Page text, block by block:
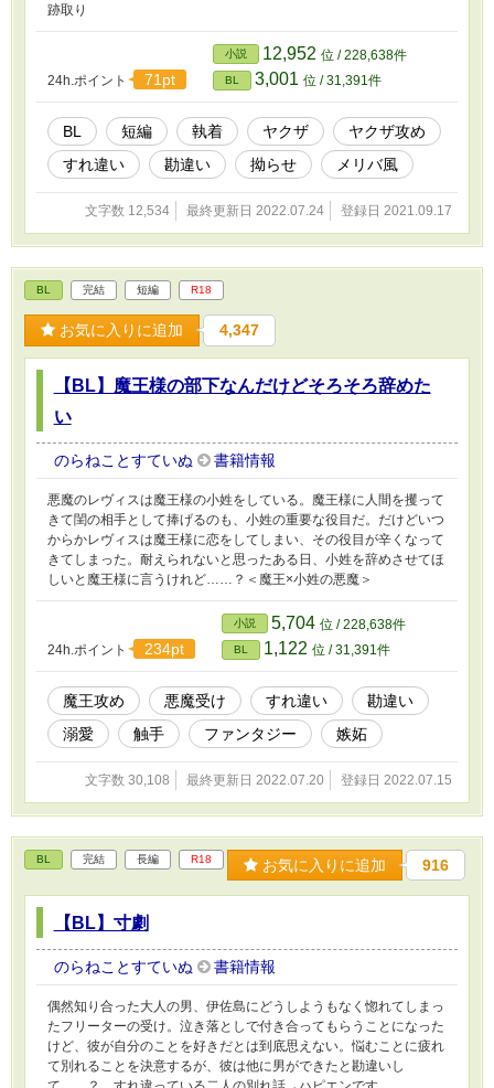
跡取り
24h.ポイント 71pt
小説 12,952 位 / 228,638件
BL 3,001 位 / 31,391件
BL 短編 執着 ヤクザ
ヤクザ攻め
すれ違い
勘違い 拗らせ メリバ風
文字数 12,534 最終更新日 2022.07.24 登録日 2021.09.17
BL 完結 短編 R18
お気に入りに追加 4,347
【BL】魔王様の部下なんだけどそろそろ辞めた
い
のらねことすていぬ 書籍情報
悪魔のレヴィスは魔王様の小姓をしている。魔王様に人間を攫って
きて閨の相手として捧げるのも、小姓の重要な役目だ。だけどいつ
からかレヴィスは魔王様に恋をしてしまい、その役目が辛くなって
きてしまった。耐えられないと思ったある日、小姓を辞めさせてほ
しいと魔王様に言うけれど……？＜魔王×小姓の悪魔＞
24h.ポイント 234pt
小説 5,704 位 / 228,638件
BL 1,122 位 / 31,391件
魔王攻め 悪魔受け すれ違い
勘違い
溺愛
触手 ファンタジー 嫉妬
文字数 30,108 最終更新日 2022.07.20 登録日 2022.07.15
BL 完結 長編 R18 お気に入りに追加 916
【BL】寸劇
のらねことすていぬ 書籍情報
偶然知り合った大人の男、伊佐島にどうしようもなく惚れてしまっ
たフリーターの受け。泣き落としで付き合ってもらうことになった
けど、彼が自分のことを好きだとは到底思えない。悩むことに疲れ
て別れることを決意するが、彼は他に男ができたと勘違いし